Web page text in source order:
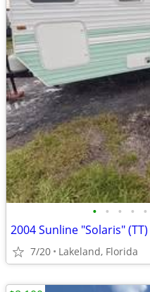
• • • • •
2004 Sunline "Solaris" (TT)
7/20 Lakeland, Florida